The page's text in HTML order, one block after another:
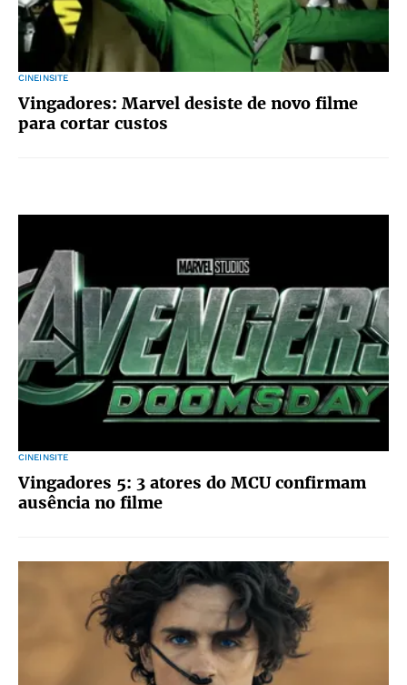
CINEINSITE
Vingadores: Marvel desiste de novo filme
para cortar custos
CINEINSITE
Vingadores 5: 3 atores do MCU confirmam
ausência no filme